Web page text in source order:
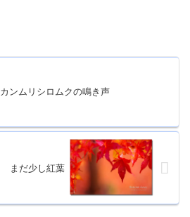
カンムリシロムクの鳴き声
まだ少し紅葉